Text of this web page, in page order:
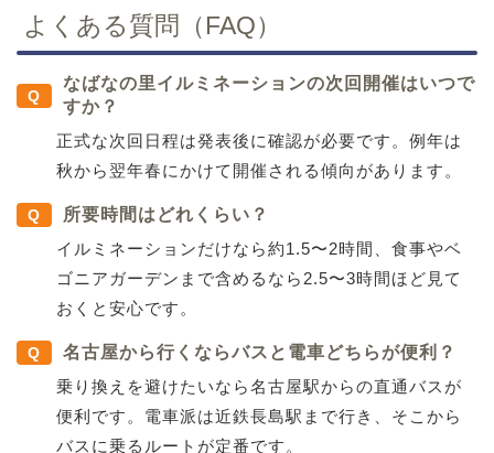
よくある質問（FAQ）
Q
なばなの里イルミネーションの次回開催はいつで
すか？
正式な次回日程は発表後に確認が必要です。例年は
秋から翌年春にかけて開催される傾向があります。
Q
所要時間はどれくらい？
イルミネーションだけなら約1.5〜2時間、食事やベ
ゴニアガーデンまで含めるなら2.5〜3時間ほど見て
おくと安心です。
Q
名古屋から行くならバスと電車どちらが便利？
乗り換えを避けたいなら名古屋駅からの直通バスが
便利です。電車派は近鉄長島駅まで行き、そこから
バスに乗るルートが定番です。